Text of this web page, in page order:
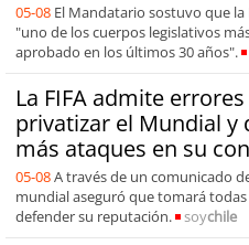
05-08 El Mandatario sostuvo que
"uno de los cuerpos legislativos
aprobado en los últimos 30 años".
La FIFA admite
privatizar el Mundial y
más ataques en su
05-08A través de un comunicado
mundial aseguró que tomará
defender su reputación.
soychile